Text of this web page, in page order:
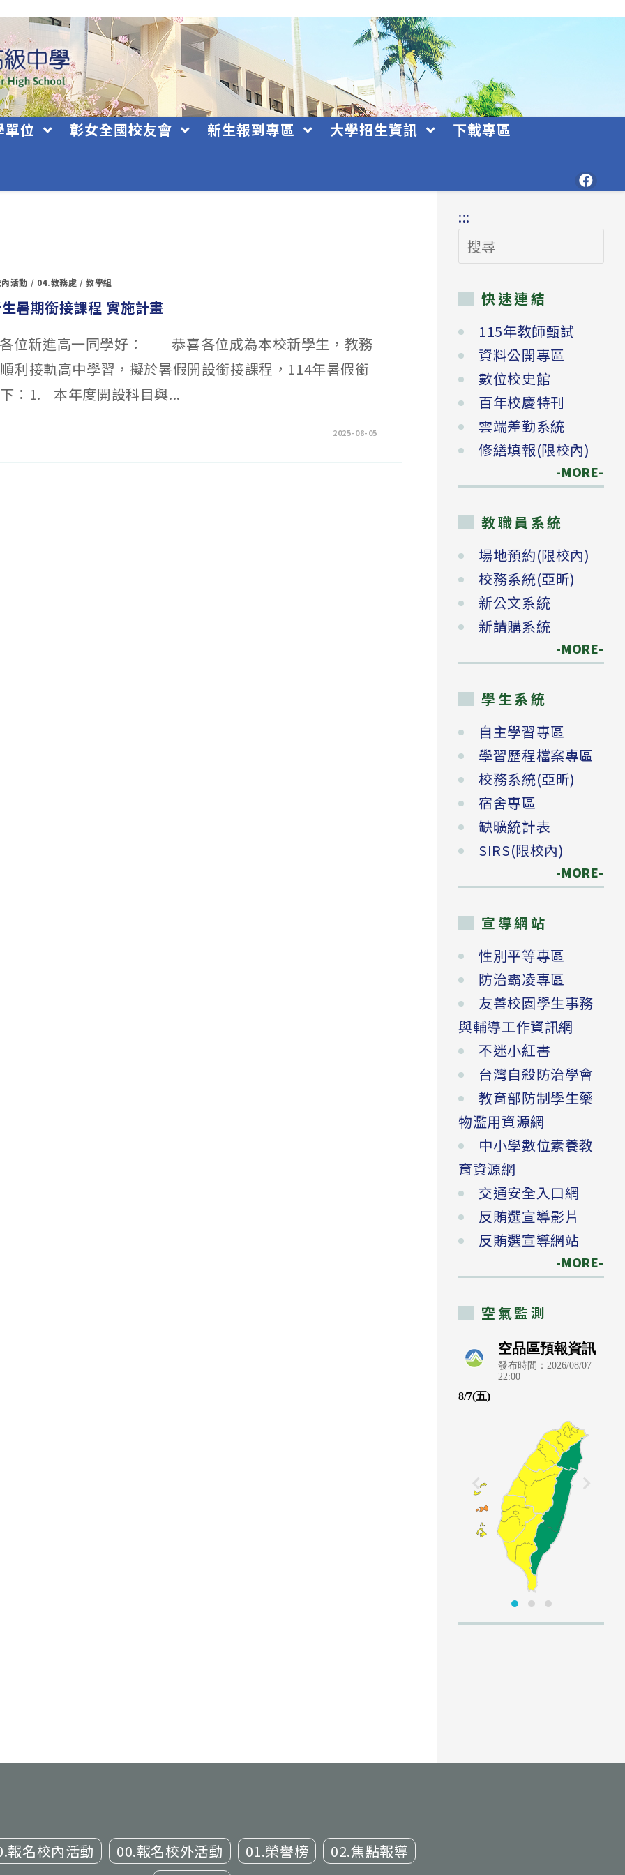
單位 彰女全國校友會 新生報到專區 大學招生資訊 下載專區
活動 / 04.教務處 /教學組
暑期銜接課程 實施計畫
位新進高一同學好： 恭喜各位成為本校新學生，教務
利接軌高中學習，擬於暑假開設銜接課程，114年暑假銜
：1. 本年度開設科目與...
2025-08-05
:::
搜
尋
快速連結
115年教師甄試
資料公開專區
數位校史館
百年校慶特刊
雲端差勤系統
修繕填報(限校內)
-MORE-
教職員系統
場地預約(限校內)
校務系統(亞昕)
新公文系統
新請購系統
-MORE-
學生系統
自主學習專區
學習歷程檔案專區
校務系統(亞昕)
宿舍專區
缺曠統計表
SIRS(限校內)
-MORE-
宣導網站
性別平等專區
防治霸凌專區
友善校園學生事務
與輔導工作資訊網
不迷小紅書
台灣自殺防治學會
教育部防制學生藥
物濫用資源網
中小學數位素養教
育資源網
交通安全入口網
反賄選宣導影片
反賄選宣導網站
-MORE-
空氣監測
報名校內活動 00.報名校外活動 01.榮譽榜
02.焦點報導